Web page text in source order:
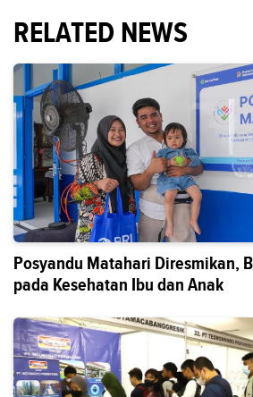
RELATED NEWS
Posyandu Matahari Diresmikan,
pada Kesehatan Ibu dan Anak